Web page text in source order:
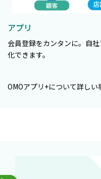
アプリ
会員登録をカンタンに。自
化できます。
OMOアプリ+について詳しい